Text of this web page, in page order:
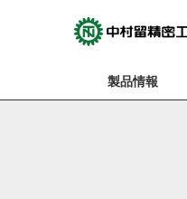
製品情報